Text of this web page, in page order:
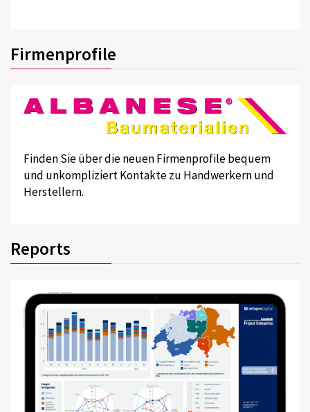
Firmenprofile
Finden Sie über die neuen Firmenprofile bequem
und unkompliziert Kontakte zu Handwerkern und
Herstellern.
Reports